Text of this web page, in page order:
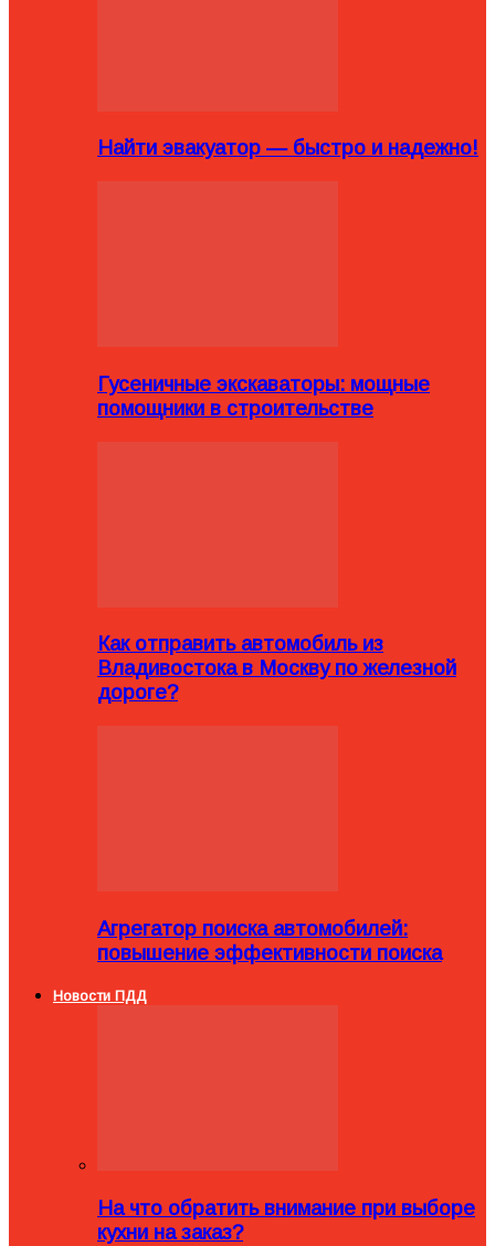
Найти эвакуатор — быстро и надежно!
Гусеничные экскаваторы: мощные
помощники в строительстве
Как отправить автомобиль из
Владивостока в Москву по железной
дороге?
Агрегатор поиска автомобилей:
повышение эффективности поиска
Новости ПДД
На что обратить внимание при выборе
кухни на заказ?